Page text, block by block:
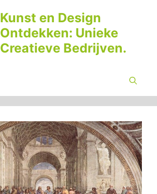
Kunst en Design
Ontdekken: Unieke
Creatieve Bedrijven.